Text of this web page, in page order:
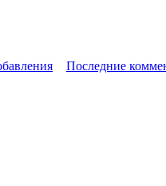
Последние